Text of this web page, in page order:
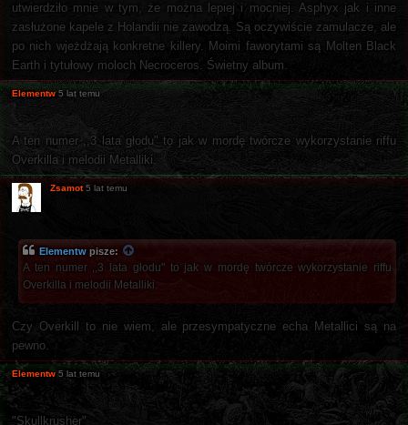
utwierdziło mnie w tym, że można lepiej i mocniej. Asphyx jak i inne
zasłużone kapele z Holandii nie zawodzą. Są oczywiście zamulacze, ale
po nich wjeżdżają konkretne killery. Moimi faworytami są Molten Black
Earth i tytułowy moloch Necroceros. Świetny album.
Elementw 5 lat temu
A ten numer ,,3 lata głodu" to jak w mordę twórcze wykorzystanie riffu
Overkilla i melodii Metalliki.
Zsamot 5 lat temu
Elementw pisze:
A ten numer ,,3 lata głodu" to jak w mordę twórcze wykorzystanie riffu
Overkilla i melodii Metalliki.
Czy Overkill to nie wiem, ale przesympatyczne echa Metallici są na
pewno.
Elementw 5 lat temu
"Skullkrusher"